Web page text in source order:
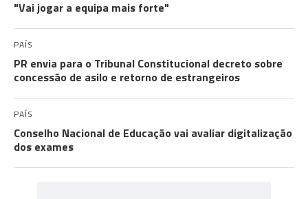
"Vai jogar a equipa mais forte"
PAÍS
PR envia para o Tribunal Constitucional decreto sobre
concessão de asilo e retorno de estrangeiros
PAÍS
Conselho Nacional de Educação vai avaliar digitalização
dos exames